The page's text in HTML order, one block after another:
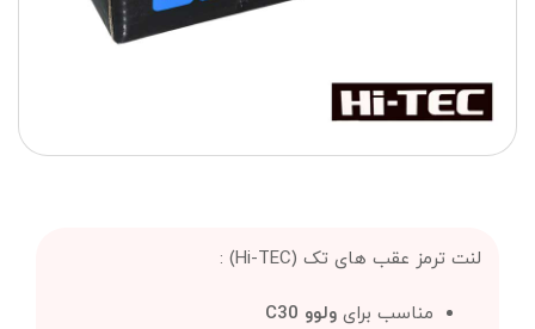
لنت ترمز عقب های تک (Hi-TEC) :
مناسب برای ولوو C30